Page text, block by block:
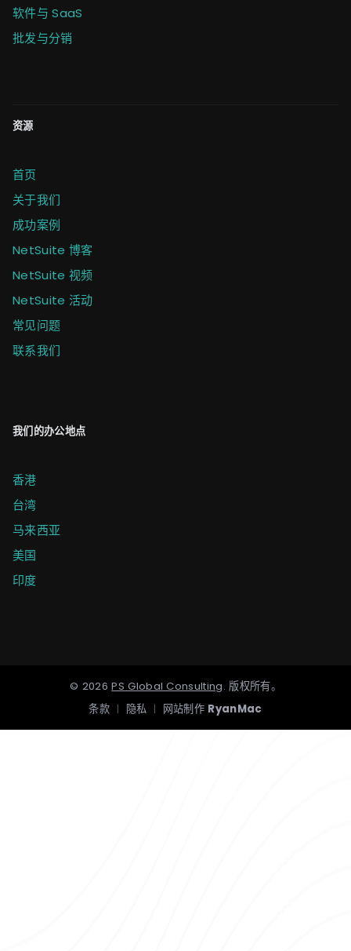
软件与 SaaS
批发与分销
资源
首页
关于我们
成功案例
NetSuite 博客
NetSuite 视频
NetSuite 活动
常见问题
联系我们
我们的办公地点
香港
台湾
马来西亚
美国
印度
© 2026 PS Global Consulting.版权所有。
条款 | 隐私 | 网站制作 RyanMac